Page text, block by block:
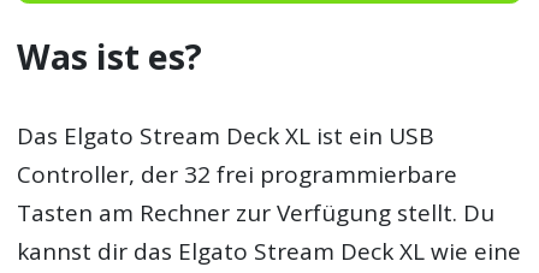
Was ist es?
Das Elgato Stream Deck XL ist ein USB
Controller, der 32 frei programmierbare
Tasten am Rechner zur Verfügung stellt. Du
kannst dir das Elgato Stream Deck XL wie eine